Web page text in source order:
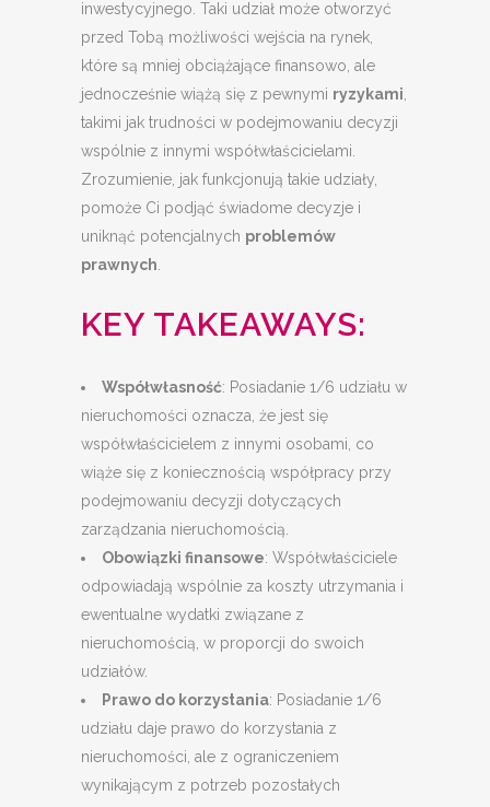
inwestycyjnego. Taki udział może otworzyć
przed Tobą możliwości wejścia na rynek,
które są mniej obciążające finansowo, ale
jednocześnie wiążą się z pewnymi ryzykami
takimi jak trudności w podejmowaniu decyzji
wspólnie z innymi współwłaścicielami.
Zrozumienie, jak funkcjonują takie udziały,
pomoże Ci podjąć świadome decyzje i
uniknąć potencjalnych problemów
prawnych
KEY TAKEAWAYS:
Współwłasność: Posiadanie 1/6 udziału w
nieruchomości oznacza, że jest się
współwłaścicielem z innymi osobami, co
wiąże się z koniecznością współpracy przy
podejmowaniu decyzji dotyczących
zarządzania nieruchomością.
Obowiązki finansowe: Współwłaściciele
odpowiadają wspólnie za koszty utrzymania i
ewentualne wydatki związane z
nieruchomością, w proporcji do swoich
udziałów.
Prawo do korzystania: Posiadanie 1/6
udziału daje prawo do korzystania z
nieruchomości, ale z ograniczeniem
wynikającym z potrzeb pozostałych